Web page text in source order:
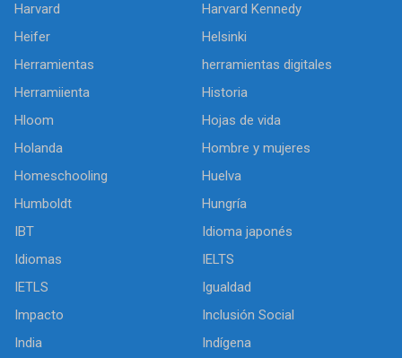
Harvard
Harvard Kennedy
Heifer
Helsinki
Herramientas
herramientas digitales
Herramiienta
Historia
Hloom
Hojas de vida
Holanda
Hombre y mujeres
Homeschooling
Huelva
Humboldt
Hungría
IBT
Idioma japonés
Idiomas
IELTS
IETLS
Igualdad
Impacto
Inclusión Social
India
Indígena